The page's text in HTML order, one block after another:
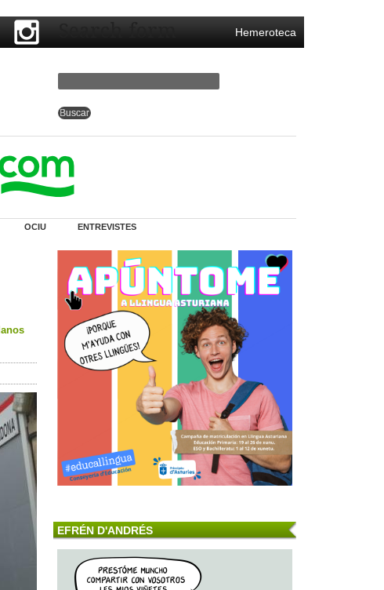
Hemeroteca
Search form
OCIU ENTREVISTES
EFRÉN D'ANDRÉS